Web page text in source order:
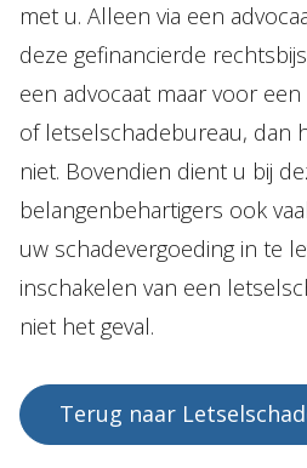
met u. Alleen via een
deze gefinancierde
een advocaat maar voor
of letselschadebureau, dan
niet. Bovendien dient u bij
belangenbehartigers ook
uw schadevergoeding in te
inschakelen van een
niet het geval.
Terug naar